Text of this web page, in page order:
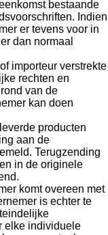
bestaande
Indien
er tevens voor in
dan normaal
importeur verstrekte
rechten en
van de
kan doen
producten
aan de
Terugzending
in de originele
komt overeen met
is echter te
elke individuele